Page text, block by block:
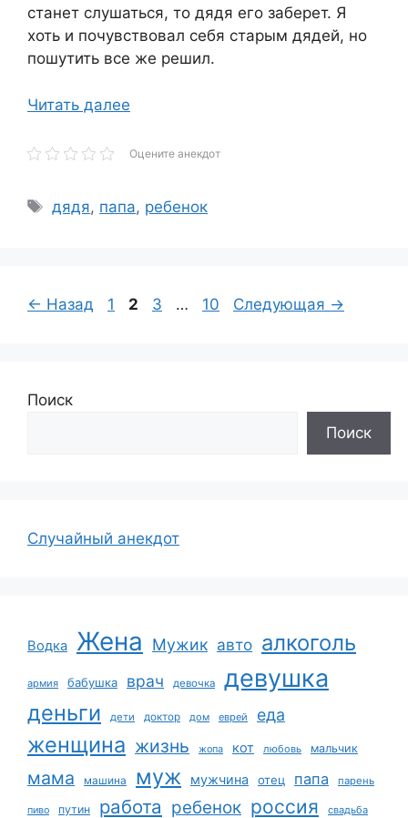
станет слушаться, то дядя его заберет. Я
хоть и почувствовал себя старым дядей, но
пошутить все же решил.
Читать далее
Оцените анекдот
Метки
дядя, папа, ребенок
← Назад Страница
1 Страница
2 Страница
3 … Страница
10 Следующая →
Поиск
Поиск
Случайный анекдот
Водка Жена Мужик авто алкоголь
армия бабушка врач девочка девушка
деньги дети доктор дом еврей еда
женщина жизнь жопа кот любовь мальчик
мама машина муж мужчина отец папа парень
пиво путин работа ребенок россия свадьба